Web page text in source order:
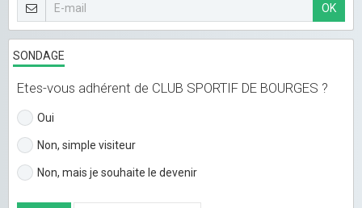
OK
SONDAGE
Etes-vous adhérent de CLUB SPORTIF DE BOURGES ?
Oui
Non, simple visiteur
Non, mais je souhaite le devenir